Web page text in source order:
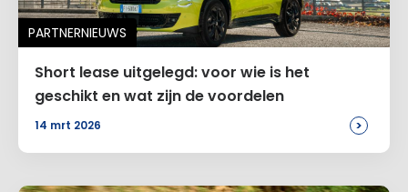
Alternative:
PARTNERNIEUWS
Short lease uitgelegd: voor wie is het
geschikt en wat zijn de voordelen
14 mrt 2026 >